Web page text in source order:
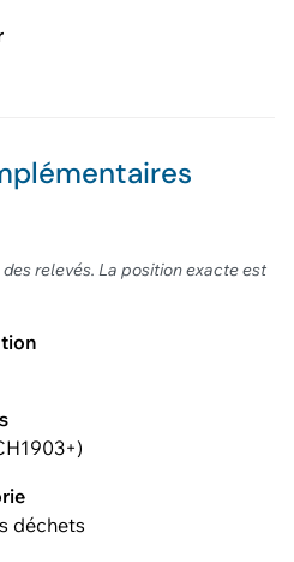
relevés. La position exacte est
déchets